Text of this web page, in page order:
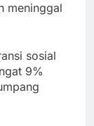
meninggal
sosial
9%